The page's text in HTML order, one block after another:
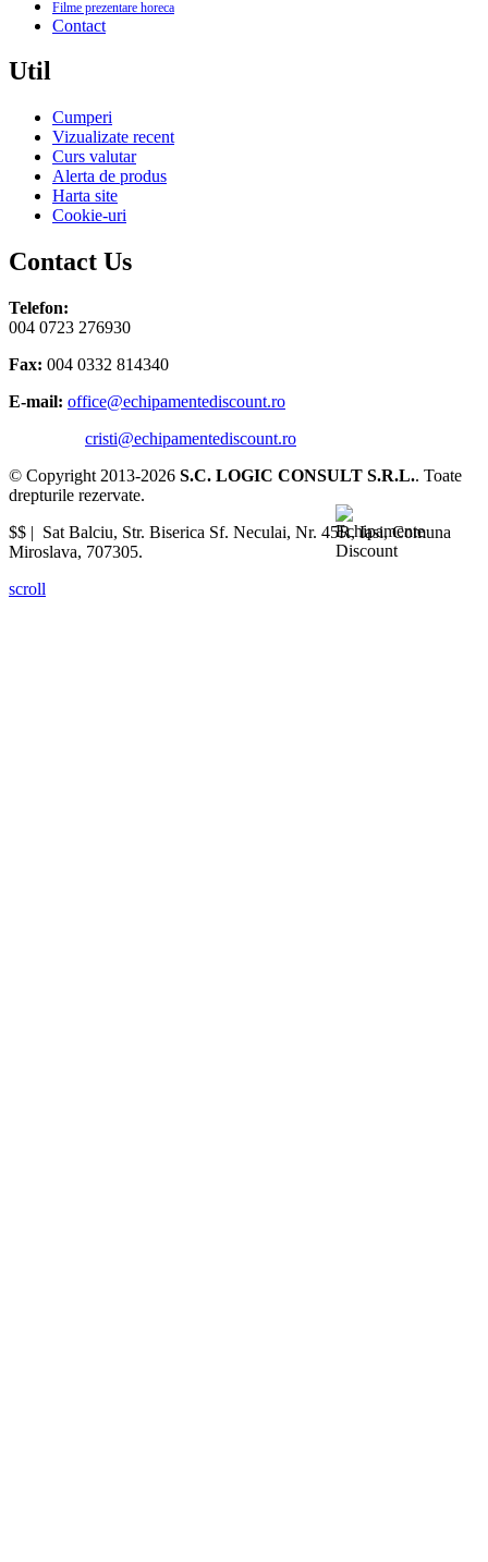
Filme prezentare horeca
Contact
Util
Cumperi
Vizualizate recent
Curs valutar
Alerta de produs
Harta site
Cookie-uri
Contact Us
Telefon:
004 0723 276930
Fax: 004 0332 814340
E-mail: office@echipamentediscount.ro
cristi@echipamentediscount.ro
© Copyright 2013-2026 S.C. LOGIC CONSULT S.R.L.. Toate
drepturile rezervate.
$$ | Sat Balciu, Str. Biserica Sf. Neculai, Nr. 45R,Iasi,Comuna
Miroslava, 707305.
scroll